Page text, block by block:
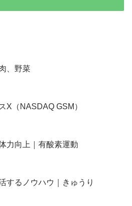
、野菜
X（NASDAQ GSM）
力向上｜有酸素運動
するノウハウ｜きゅうり